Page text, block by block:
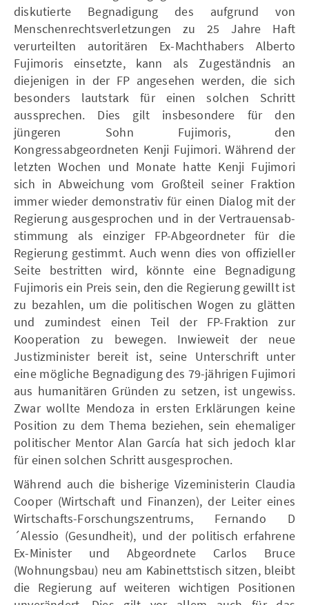
diskutierte Begnadigung des aufgrund von
Menschenrechtsverletzungen zu 25 Jahre Haft
verurteilten autoritären Ex-Machthabers Alberto
Fujimoris einsetzte, kann als Zugeständnis an
diejenigen in der FP angesehen werden, die sich
besonders lautstark für einen solchen Schritt
aussprechen. Dies gilt insbesondere für den
jüngeren Sohn Fujimoris, den
Kongressabgeordneten Kenji Fujimori. Während der
letzten Wochen und Monate hatte Kenji Fujimori
sich in Abweichung vom Großteil seiner Fraktion
immer wieder demonstrativ für einen Dialog mit der
Regierung ausgesprochen und in der Vertrauensab-
stimmung als einziger FP-Abgeordneter für die
Regierung gestimmt. Auch wenn dies von offizieller
Seite bestritten wird, könnte eine Begnadigung
Fujimoris ein Preis sein, den die Regierung gewillt ist
zu bezahlen, um die politischen Wogen zu glätten
und zumindest einen Teil der FP-Fraktion zur
Kooperation zu bewegen. Inwieweit der neue
Justizminister bereit ist, seine Unterschrift unter
eine mögliche Begnadigung des 79-jährigen Fujimori
aus humanitären Gründen zu setzen, ist ungewiss.
Zwar wollte Mendoza in ersten Erklärungen keine
Position zu dem Thema beziehen, sein ehemaliger
politischer Mentor Alan García hat sich jedoch klar
für einen solchen Schritt ausgesprochen.
Während auch die bisherige Vizeministerin Claudia
Cooper (Wirtschaft und Finanzen), der Leiter eines
Wirtschafts-Forschungszentrums, Fernando D
´Alessio (Gesundheit), und der politisch erfahrene
Ex-Minister und Abgeordnete Carlos Bruce
(Wohnungsbau) neu am Kabinettstisch sitzen, bleibt
die Regierung auf weiteren wichtigen Positionen